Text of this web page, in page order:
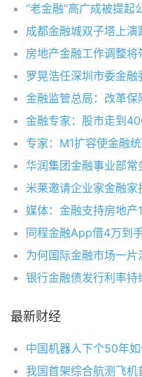
“老金融”高广成被提起
成都金融城双子塔上演
房地产金融工作调整将
罗晃浩任深圳市委金融
金融监管总局：改革保
金融专家：股市走到
专家：M1扩容使金融
华润集团金融事业部常
米莱邀请企业家金融家
媒体：金融支持房地产
同程金融App借4万到
为何国际金融市场一片
银行金融债发行利率持
最新财经
中国机器人下个50年
我国首架综合航测飞机